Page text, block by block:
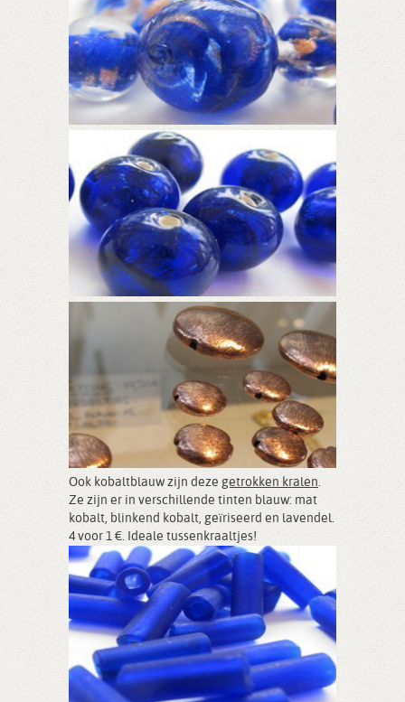
Ook kobaltblauw zijn deze getrokken kralen.
Ze zijn er in verschillende tinten blauw: mat
kobalt, blinkend kobalt, geïriseerd en lavendel.
4 voor 1 €. Ideale tussenkraaltjes!